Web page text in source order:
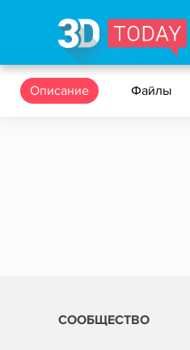
Описание Файлы
СООБЩЕСТВО